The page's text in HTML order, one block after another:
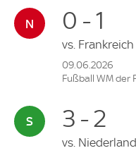
0 - 1
vs.
09.06.2026
Fußball WM der
3 - 2
vs.